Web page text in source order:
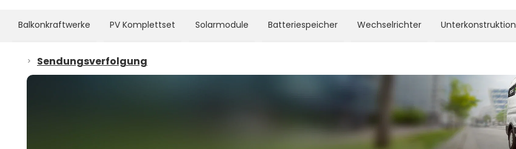
Balkonkraftwerke PV Komplettset Solarmodule Batteriespeicher Wechselrichter Unterkonstruktion
Sendungsverfolgung